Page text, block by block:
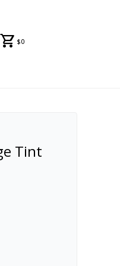
$0
Tint